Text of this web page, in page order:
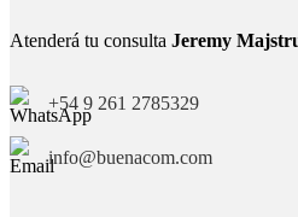
Atenderá tu consulta Jeremy
+54 9 261 2785329
info@buenacom.com